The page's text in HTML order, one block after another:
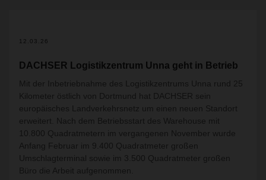
12.03.26
DACHSER Logistikzentrum Unna geht in Betrieb
Mit der Inbetriebnahme des Logistikzentrums Unna rund 25
Kilometer östlich von Dortmund hat DACHSER sein
europäisches Landverkehrsnetz um einen neuen Standort
erweitert. Nach dem Betriebsstart des Warehouse mit
10.800 Quadratmetern im vergangenen November wurde
Anfang Februar im 9.400 Quadratmeter großen
Umschlagterminal sowie im 3.500 Quadratmeter großen
Büro die Arbeit aufgenommen.